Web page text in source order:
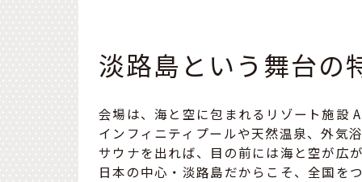
淡路島という舞台の
会場は、海と空に包まれるリゾート施設
インフィニティプールや天然温泉、外気
サウナを出れば、目の前には海と空が広
日本の中心・淡路島だからこそ、全国を